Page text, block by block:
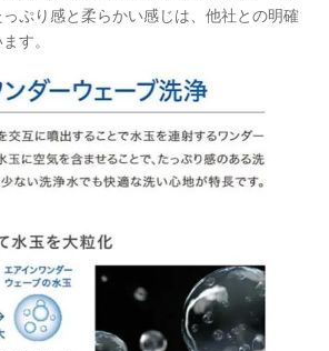
ぷり感と柔らかい感じは、他社との明確
す。